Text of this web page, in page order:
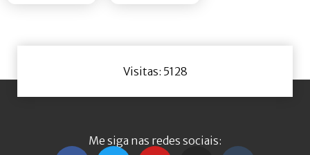
Visitas: 5128
Me siga nas redes sociais: